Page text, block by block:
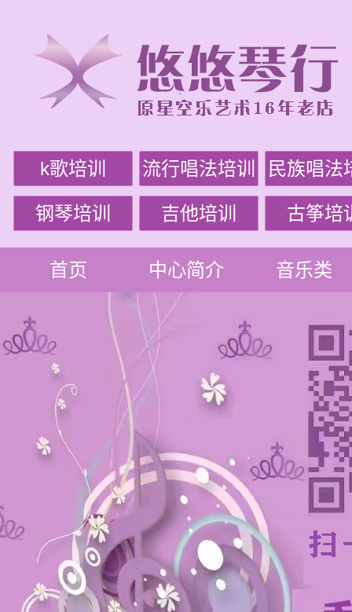
k歌培训 流行唱法培训 民族唱法
钢琴培训 吉他培训 古筝培
首页 中心简介 音乐类